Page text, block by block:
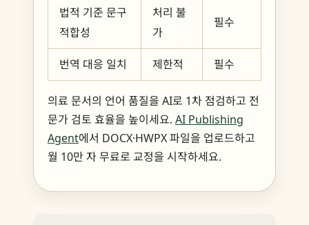
법적 기준 문구
적합성
처리 불
가
필수
번역 대응 일치 제한적 필수
의료 문서의 언어 품질을 AI로 1차 점검하고 전
문가 검토 효율을 높이세요. AI Publishing
Agent에서 DOCX·HWPX 파일을 업로드하고
월 10만 자 무료로 교정을 시작하세요.